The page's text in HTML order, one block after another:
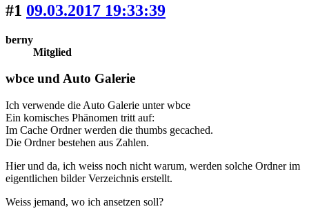
#1 09.03.2017 19:33:39
berny
Mitglied
wbce und Auto Galerie
Ich verwende die Auto Galerie unter wbce
Ein komisches Phänomen tritt auf:
Im Cache Ordner werden die thumbs gecached.
Die Ordner bestehen aus Zahlen.
Hier und da, ich weiss noch nicht warum, werden solche Ordner im
eigentlichen bilder Verzeichnis erstellt.
Weiss jemand, wo ich ansetzen soll?